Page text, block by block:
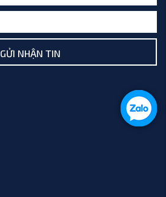
GỬI NHẬN TIN